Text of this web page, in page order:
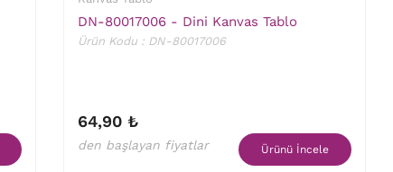
DN-80017006 - Dini Kanvas Tablo
Ürün Kodu : DN-80017006
64,90 ₺
den başlayan fiyatlar Ürünü İncele